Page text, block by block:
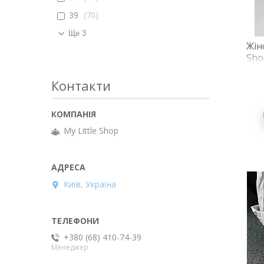
39
70
Ще 3
Контакти
My Little Shop
Київ, Україна
+380 (68) 410-74-39
Менеджер